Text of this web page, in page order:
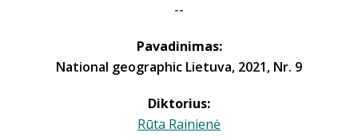
--
Pavadinimas:
National geographic Lietuva, 2021, Nr. 9
Diktorius:
Rūta Rainienė